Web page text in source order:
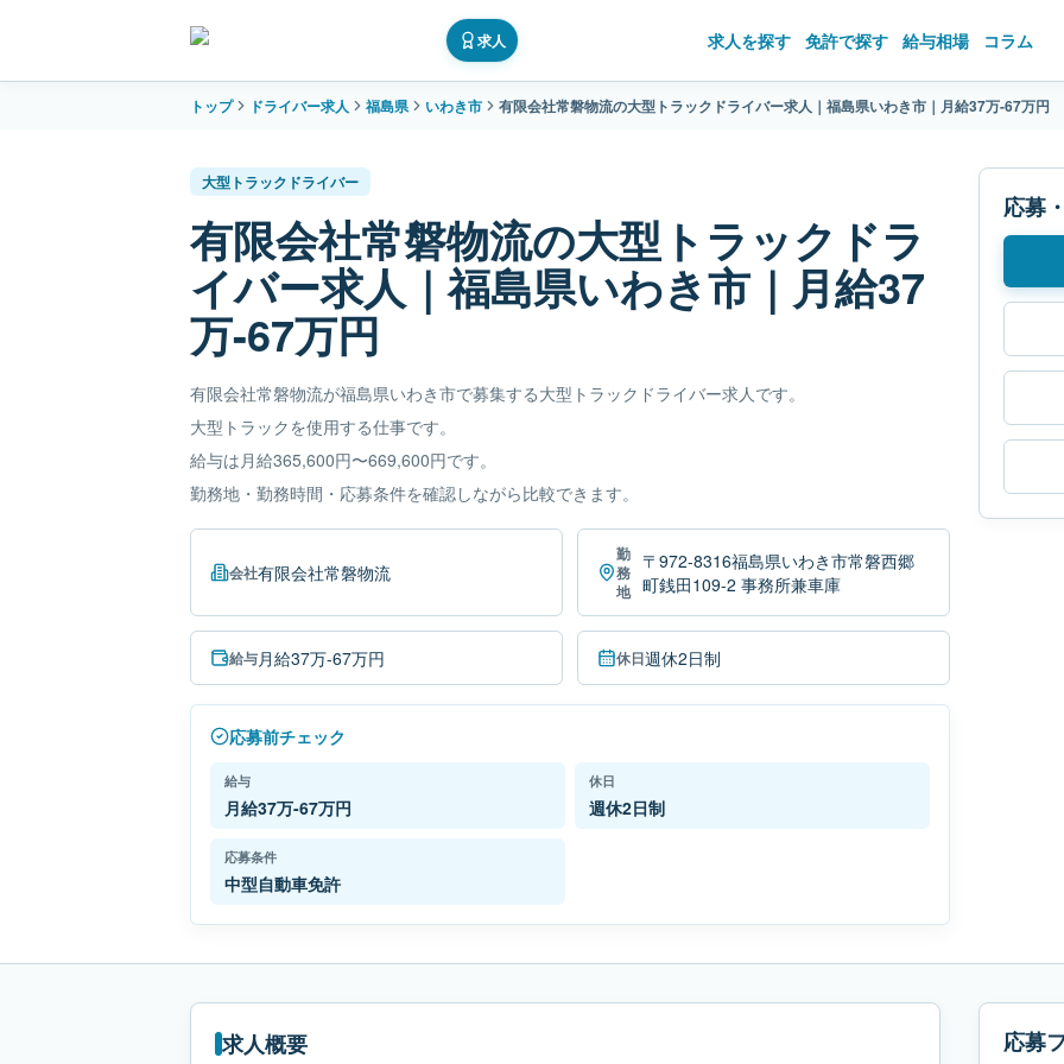
求人 求人を探す 免許で探す 給与相場 コラム
トップ ドライバー求人 福島県 いわき市 有限会社常磐物流の大型トラックドライバー求人｜福島県いわき市｜月給37万-67万円
大型トラックドライバー
有限会社常磐物流の大型トラックドラ
イバー求人｜福島県いわき市｜月給37
万-67万円
有限会社常磐物流が福島県いわき市で募集する大型トラックドライバー求人です。
大型トラックを使用する仕事です。
給与は月給365,600円〜669,600円です。
勤務地・勤務時間・応募条件を確認しながら比較できます。
会社有限会社常磐物流
勤
務
地
〒972-8316福島県いわき市常磐西郷
町銭田109-2 事務所兼車庫
給与月給37万-67万円 休日週休2日制
応募前チェック
給与
月給37万-67万円
休日
週休2日制
応募条件
中型自動車免許
応募
求人概要 応募